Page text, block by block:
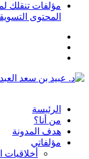
مؤلفات تنقلك
المحتوى
القائمة
الرئيسة
من أنا؟
هدف المدونة
مؤلفاتي
أخلاقيات